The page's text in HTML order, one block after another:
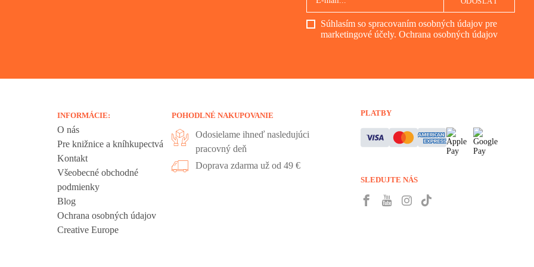
Súhlasím so spracovaním osobných údajov pre
marketingové účely. Ochrana osobných údajov
INFORMÁCIE:
O nás
Pre knižnice a kníhkupectvá
Kontakt
Všeobecné obchodné
podmienky
Blog
Ochrana osobných údajov
Creative Europe
POHODLNÉ NAKUPOVANIE
Odosielame ihneď nasledujúci
pracovný deň
Doprava zdarma už od 49 €
PLATBY
SLEDUJTE NÁS